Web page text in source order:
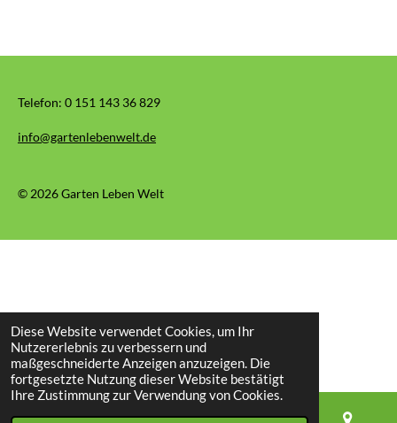
Diese Website verwendet Cookies, um Ihr
Nutzererlebnis zu verbessern und
maßgeschneiderte Anzeigen anzuzeigen. Die
fortgesetzte Nutzung dieser Website bestätigt
Ihre Zustimmung zur Verwendung von Cookies.
Telefon: 0 151 143 36 829
info@gartenlebenwelt.de
© 2026 Garten Leben Welt